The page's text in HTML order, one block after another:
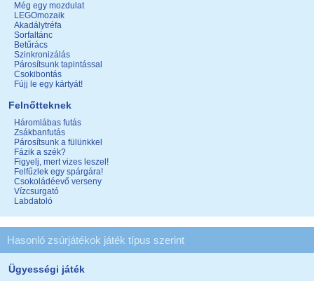
Még egy mozdulat
LEGOmozaik
Akadálytréfa
Sorfaltánc
Betűrács
Szinkronizálás
Párosítsunk tapintással
Csokibontás
Fújj le egy kártyát!
Felnőtteknek
Háromlábas futás
Zsákbanfutás
Párosítsunk a fülünkkel
Fázik a szék?
Figyelj, mert vizes leszel!
Felfűzlek egy spárgára!
Csokoládéevő verseny
Vízcsurgató
Labdatoló
Hasonló zsúrjátékok játék típus szerint
Ügyességi játék